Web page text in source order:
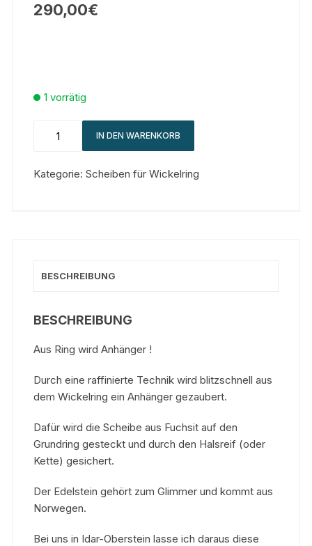
290,00€
1 vorrätig
IN DEN WARENKORB
Kategorie:Scheiben für Wickelring
BESCHREIBUNG
BESCHREIBUNG
Aus Ring wird Anhänger !
Durch eine raffinierte Technik wird blitzschnell aus
dem Wickelring ein Anhänger gezaubert.
Dafür wird die Scheibe aus Fuchsit auf den
Grundring gesteckt und durch den Halsreif (oder
Kette) gesichert.
Der Edelstein gehört zum Glimmer und kommt aus
Norwegen.
Bei uns in Idar-Oberstein lasse ich daraus diese